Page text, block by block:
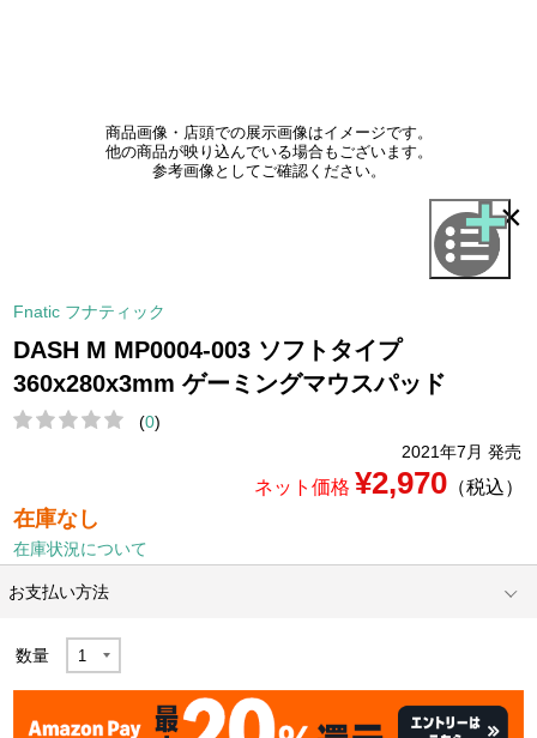
商品画像・店頭での展示画像はイメージです。
他の商品が映り込んでいる場合もございます。
参考画像としてご確認ください。
×
Fnatic フナティック
DASH M MP0004-003 ソフトタイプ
360x280x3mm ゲーミングマウスパッド
(0)
2021年7月 発売
ネット価格 ¥2,970（税込）
在庫なし
在庫状況について
お支払い方法
数量